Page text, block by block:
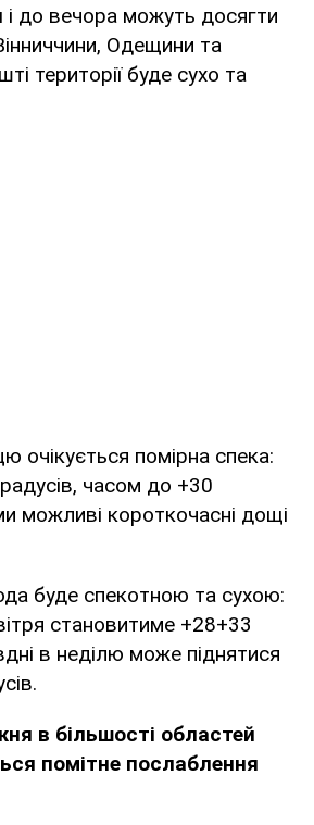
і до вечора можуть досягти
Одещини та
території буде сухо та
очікується помірна спека:
часом до +30
можливі короткочасні дощі
буде спекотною та сухою:
становитиме +28+33
в неділю може піднятися
в більшості областей
помітне послаблення